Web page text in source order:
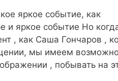
яркое событие, как
и яркое событие Но
, как Саша Гончаров ,
мы имеем
, побывать на